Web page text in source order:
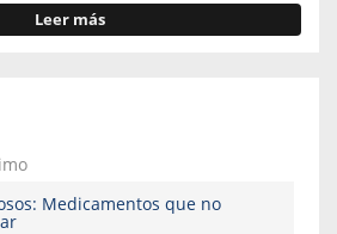
Leer más
Medicamentos que no